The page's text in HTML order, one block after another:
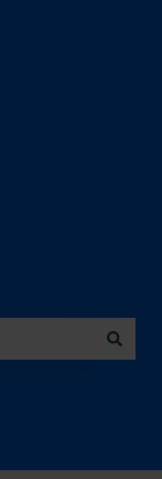
anzeigen